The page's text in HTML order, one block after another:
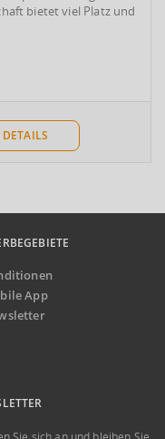
bietet viel Platz und
DETAILS
App